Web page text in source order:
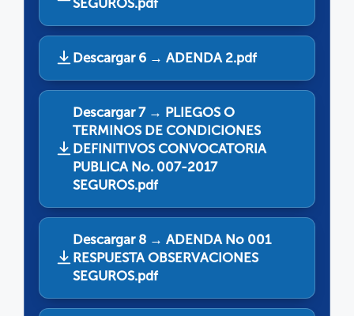
Descargar 6 → ADENDA 2.pdf
Descargar 7 → PLIEGOS O
TERMINOS DE CONDICIONES
DEFINITIVOS CONVOCATORIA
PUBLICA No. 007-2017
SEGUROS.pdf
Descargar 8 → ADENDA No 001
RESPUESTA OBSERVACIONES
SEGUROS.pdf